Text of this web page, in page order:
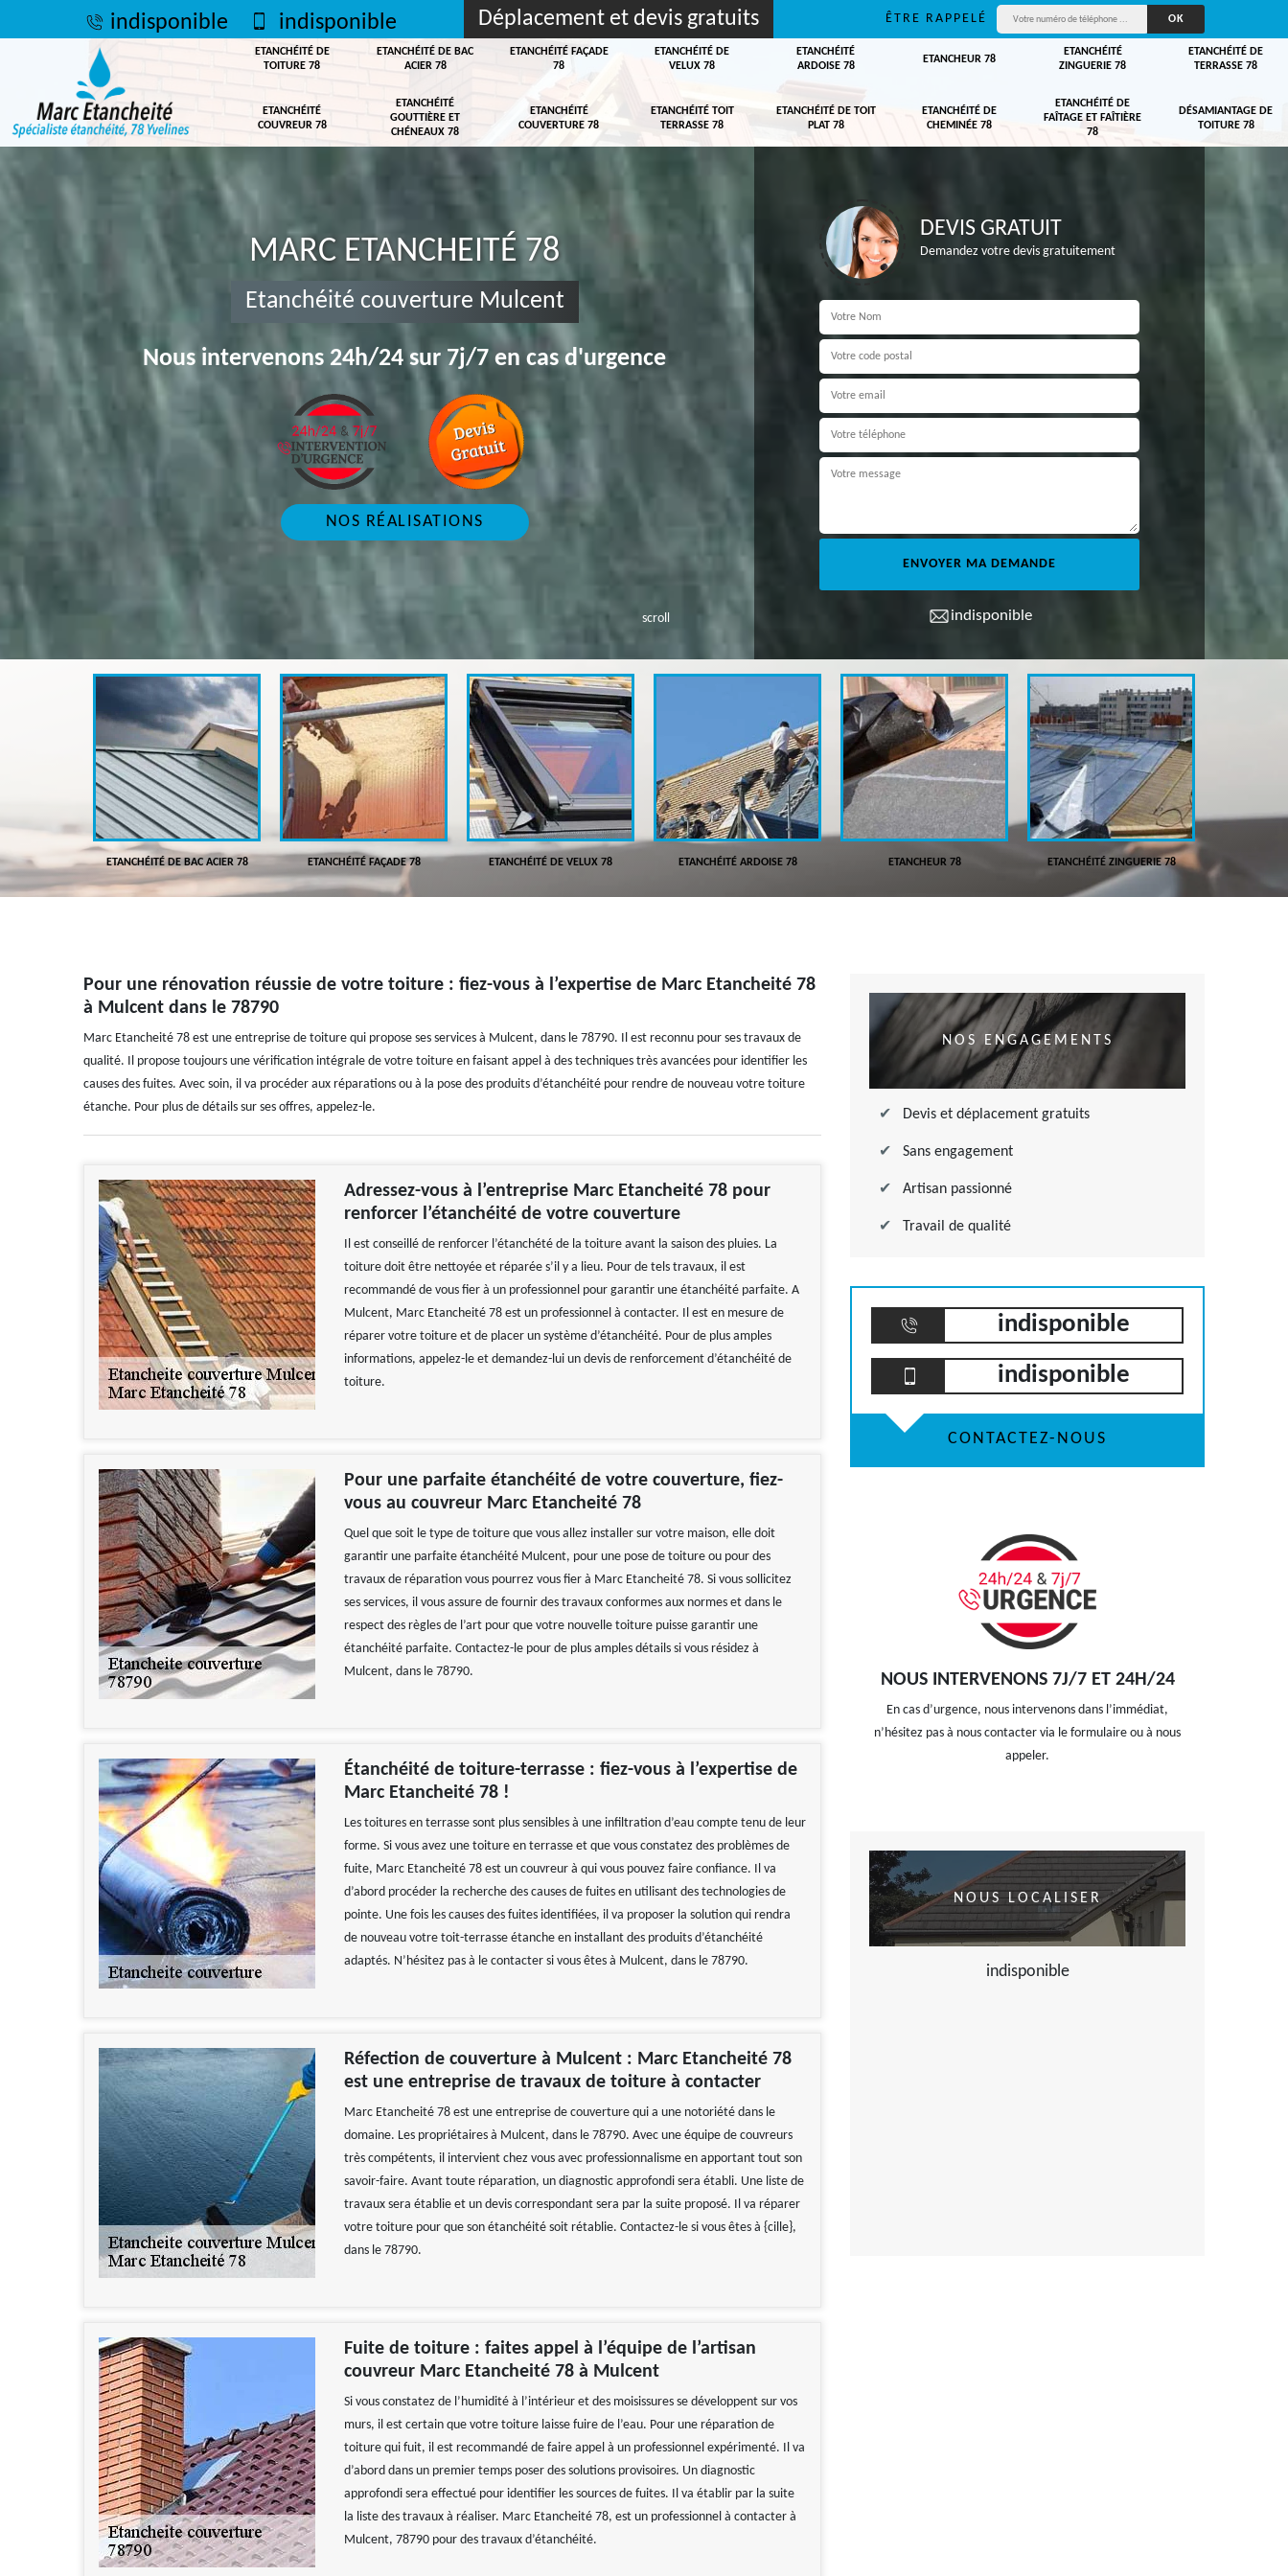
indisponible indisponible Déplacement et devis gratuits ÊTRE RAPPELÉ
ETANCHÉITÉ DE
TOITURE 78
ETANCHÉITÉ DE BAC
ACIER 78
ETANCHÉITÉ FAÇADE
78
ETANCHÉITÉ DE
VELUX 78
ETANCHÉITÉ
ARDOISE 78
ETANCHEUR 78
ETANCHÉITÉ
ZINGUERIE 78
ETANCHÉITÉ DE
TERRASSE 78
ETANCHÉITÉ
COUVREUR 78
ETANCHÉITÉ
GOUTTIÈRE ET
CHÉNEAUX 78
ETANCHÉITÉ
COUVERTURE 78
ETANCHÉITÉ TOIT
TERRASSE 78
ETANCHÉITÉ DE TOIT
PLAT 78
ETANCHÉITÉ DE
CHEMINÉE 78
ETANCHÉITÉ DE
FAÎTAGE ET FAÎTIÈRE
78
DÉSAMIANTAGE DE
TOITURE 78
scroll
MARC ETANCHEITÉ 78
Etanchéité couverture Mulcent
Nous intervenons 24h/24 sur 7j/7 en cas d'urgence
NOS RÉALISATIONS
DEVIS GRATUIT
Demandez votre devis gratuitement
indisponible
78 ETANCHÉITÉ DE BAC ACIER 78 ETANCHÉITÉ FAÇADE 78 ETANCHÉITÉ DE VELUX 78 ETANCHÉITÉ ARDOISE 78 ETANCHEUR 78 ETANCHÉITÉ ZINGUERIE 78
Pour une rénovation réussie de votre toiture : fiez-vous à l’expertise de Marc Etancheité 78
à Mulcent dans le 78790
Marc Etancheité 78 est une entreprise de toiture qui propose ses services à Mulcent, dans le 78790. Il est reconnu pour ses travaux de
qualité. Il propose toujours une vérification intégrale de votre toiture en faisant appel à des techniques très avancées pour identifier les
causes des fuites. Avec soin, il va procéder aux réparations ou à la pose des produits d’étanchéité pour rendre de nouveau votre toiture
étanche. Pour plus de détails sur ses offres, appelez-le.
Adressez-vous à l’entreprise Marc Etancheité 78 pour
renforcer l’étanchéité de votre couverture
Il est conseillé de renforcer l’étanchété de la toiture avant la saison des pluies. La
toiture doit être nettoyée et réparée s’il y a lieu. Pour de tels travaux, il est
recommandé de vous fier à un professionnel pour garantir une étanchéité parfaite. A
Mulcent, Marc Etancheité 78 est un professionnel à contacter. Il est en mesure de
réparer votre toiture et de placer un système d’étanchéité. Pour de plus amples
informations, appelez-le et demandez-lui un devis de renforcement d’étanchéité de
toiture.
Pour une parfaite étanchéité de votre couverture, fiez-
vous au couvreur Marc Etancheité 78
Quel que soit le type de toiture que vous allez installer sur votre maison, elle doit
garantir une parfaite étanchéité Mulcent, pour une pose de toiture ou pour des
travaux de réparation vous pourrez vous fier à Marc Etancheité 78. Si vous sollicitez
ses services, il vous assure de fournir des travaux conformes aux normes et dans le
respect des règles de l’art pour que votre nouvelle toiture puisse garantir une
étanchéité parfaite. Contactez-le pour de plus amples détails si vous résidez à
Mulcent, dans le 78790.
Étanchéité de toiture-terrasse : fiez-vous à l’expertise de
Marc Etancheité 78 !
Les toitures en terrasse sont plus sensibles à une infiltration d’eau compte tenu de leur
forme. Si vous avez une toiture en terrasse et que vous constatez des problèmes de
fuite, Marc Etancheité 78 est un couvreur à qui vous pouvez faire confiance. Il va
d’abord procéder la recherche des causes de fuites en utilisant des technologies de
pointe. Une fois les causes des fuites identifiées, il va proposer la solution qui rendra
de nouveau votre toit-terrasse étanche en installant des produits d’étanchéité
adaptés. N’hésitez pas à le contacter si vous êtes à Mulcent, dans le 78790.
Réfection de couverture à Mulcent : Marc Etancheité 78
est une entreprise de travaux de toiture à contacter
Marc Etancheité 78 est une entreprise de couverture qui a une notoriété dans le
domaine. Les propriétaires à Mulcent, dans le 78790. Avec une équipe de couvreurs
très compétents, il intervient chez vous avec professionnalisme en apportant tout son
savoir-faire. Avant toute réparation, un diagnostic approfondi sera établi. Une liste de
travaux sera établie et un devis correspondant sera par la suite proposé. Il va réparer
votre toiture pour que son étanchéité soit rétablie. Contactez-le si vous êtes à {cille},
dans le 78790.
Fuite de toiture : faites appel à l’équipe de l’artisan
couvreur Marc Etancheité 78 à Mulcent
Si vous constatez de l’humidité à l’intérieur et des moisissures se développent sur vos
murs, il est certain que votre toiture laisse fuire de l’eau. Pour une réparation de
toiture qui fuit, il est recommandé de faire appel à un professionnel expérimenté. Il va
d’abord dans un premier temps poser des solutions provisoires. Un diagnostic
approfondi sera effectué pour identifier les sources de fuites. Il va établir par la suite
la liste des travaux à réaliser. Marc Etancheité 78, est un professionnel à contacter à
Mulcent, 78790 pour des travaux d’étanchéité.
NOS ENGAGEMENTS
Devis et déplacement gratuits
Sans engagement
Artisan passionné
Travail de qualité
indisponible
indisponible
CONTACTEZ-NOUS
NOUS INTERVENONS 7J/7 ET 24H/24
En cas d’urgence, nous intervenons dans l’immédiat,
n’hésitez pas à nous contacter via le formulaire ou à nous
appeler.
NOUS LOCALISER
indisponible